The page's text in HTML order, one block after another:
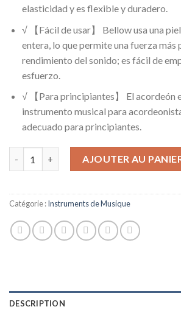
elasticidad y es flexible y duradero.
√ 【Fácil de usar】 Bellow usa una
entera, lo que permite una fuerza más
rendimiento del sonido; es fácil de
esfuerzo.
√ 【Para principiantes】 El acordeón
instrumento musical para
adecuado para principiantes.
AJOUTER AU
Catégorie :Instruments de Musique
DESCRIPTION